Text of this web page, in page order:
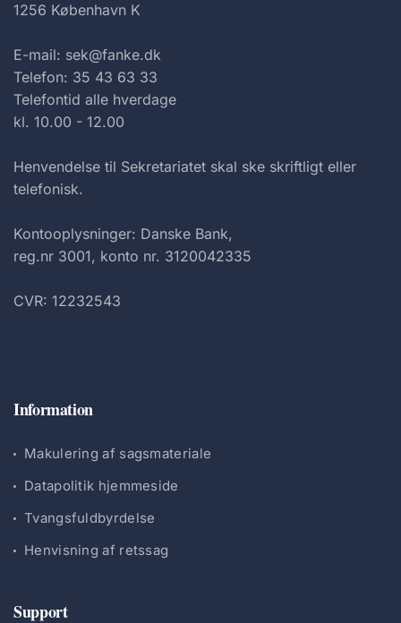
1256 København K
E-mail: sek@fanke.dk
Telefon: 35 43 63 33
Telefontid alle hverdage
kl. 10.00 - 12.00
Henvendelse til Sekretariatet skal ske skriftligt eller
telefonisk.
Kontooplysninger: Danske Bank,
reg.nr 3001, konto nr. 3120042335
CVR: 12232543
Information
Makulering af sagsmateriale
Datapolitik hjemmeside
Tvangsfuldbyrdelse
Henvisning af retssag
Support